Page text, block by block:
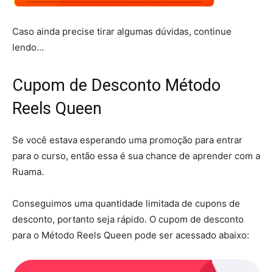
Caso ainda precise tirar algumas dúvidas, continue
lendo…
Cupom de Desconto Método
Reels Queen
Se você estava esperando uma promoção para entrar
para o curso, então essa é sua chance de aprender com a
Ruama.
Conseguimos uma quantidade limitada de cupons de
desconto, portanto seja rápido. O cupom de desconto
para o Método Reels Queen pode ser acessado abaixo: